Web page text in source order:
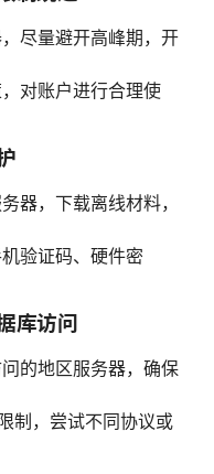
尽量避开高峰期，开
对账户进行合理使
器，下载离线材料，
验证码、硬件密
库访问
的地区服务器，确保
制，尝试不同协议或